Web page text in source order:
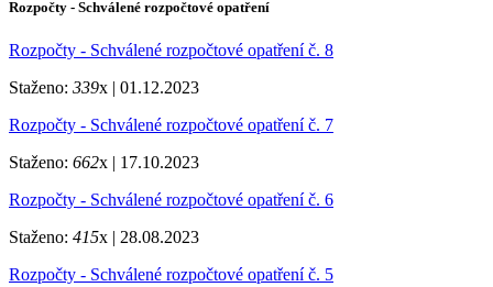
Rozpočty - Schválené rozpočtové opatření
Rozpočty - Schválené rozpočtové opatření č. 8
Staženo: 339x | 01.12.2023
Rozpočty - Schválené rozpočtové opatření č. 7
Staženo: 662x | 17.10.2023
Rozpočty - Schválené rozpočtové opatření č. 6
Staženo: 415x | 28.08.2023
Rozpočty - Schválené rozpočtové opatření č. 5